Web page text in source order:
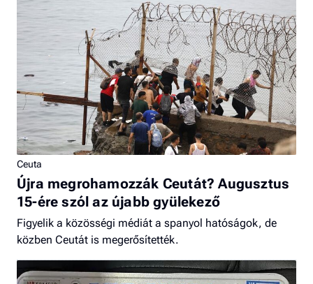
Ceuta
Újra megrohamozzák Ceutát? Augusztus
15-ére szól az újabb gyülekező
Figyelik a közösségi médiát a spanyol hatóságok, de
közben Ceutát is megerősítették.